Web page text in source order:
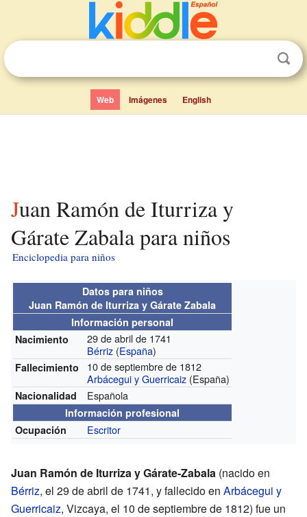
Web Imágenes English
Juan Ramón de Iturriza y
Gárate Zabala para niños
Enciclopedia para niños
Datos para niños
Juan Ramón de Iturriza y Gárate Zabala
Información personal
Nacimiento
29 de abril de 1741
Bérriz (España)
Fallecimiento
10 de septiembre de 1812
Arbácegui y Guerricaiz (España)
Nacionalidad Española
Información profesional
Ocupación
Escritor
Juan Ramón de Iturriza y Gárate-Zabala (nacido en
Bérriz, el 29 de abril de 1741, y fallecido en Arbácegui y
Guerricaiz, Vizcaya, el 10 de septiembre de 1812) fue un